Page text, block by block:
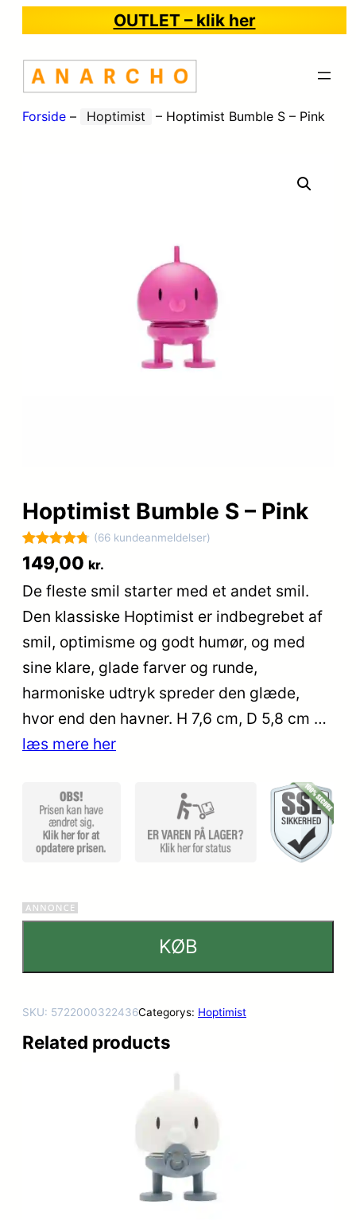
OUTLET – klik her
Forside – Hoptimist – Hoptimist Bumble S – Pink
Hoptimist Bumble S – Pink
Bedømt
som
ud af 5
baseret på
66
kundebedø
(66 kundeanmeldelser)
149,00 kr.
De fleste smil starter med et andet smil.
Den klassiske Hoptimist er indbegrebet af
smil, optimisme og godt humør, og med
sine klare, glade farver og runde,
harmoniske udtryk spreder den glæde,
hvor end den havner. H 7,6 cm, D 5,8 cm …
læs mere her
KØB
SKU: 5722000322436Categorys: Hoptimist
Related products